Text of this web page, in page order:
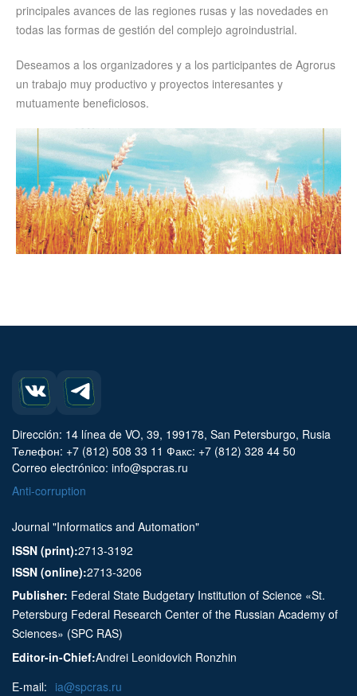
principales avances de las regiones rusas y las novedades en
todas las formas de gestión del complejo agroindustrial.
Deseamos a los organizadores y a los participantes de Agrorus
un trabajo muy productivo y proyectos interesantes y
mutuamente beneficiosos.
Dirección: 14 línea de VO, 39, 199178, San Petersburgo, Rusia
Телефон: +7 (812) 508 33 11 Факс: +7 (812) 328 44 50
Correo electrónico: info@spcras.ru
Anti-corruption
Journal "Informatics and Automation"
ISSN (print):2713-3192
ISSN (online):2713-3206
Publisher: Federal State Budgetary Institution of Science «St.
Petersburg Federal Research Center of the Russian Academy of
Sciences» (SPC RAS)
Editor-in-Chief:Andrei Leonidovich Ronzhin
E-mail: ia@spcras.ru